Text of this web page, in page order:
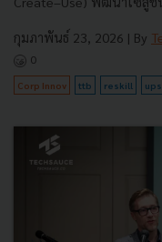
กุมภาพันธ์ 23, 2026 | By
0
Corp Innov ttb reskill